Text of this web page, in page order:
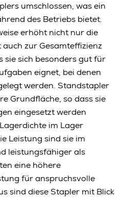
umschlossen, was ein
des Betriebs bietet.
erhöht nicht nur die
zur Gesamteffizienz
sie sich besonders gut für
eignet, bei denen
werden. Standstapler
Grundfläche, so dass sie
eingesetzt werden
im Lager
Leistung sind sie im
leistungsfähiger als
eine höhere
für anspruchsvolle
sind diese Stapler mit Blick